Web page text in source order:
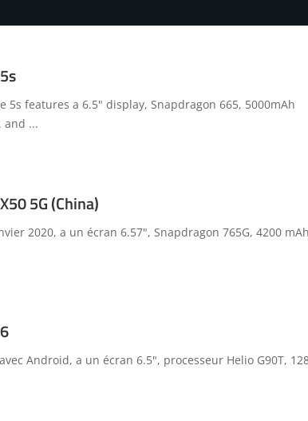
5s features a 6.5" display, Snapdragon 665, 5000mAh
and ...
5G (China)
2020, a un écran 6.57", Snapdragon 765G, 4200
Android, a un écran 6.5", processeur Helio G90T,